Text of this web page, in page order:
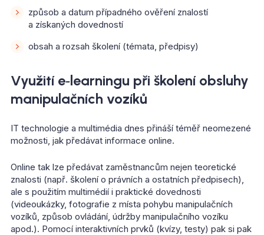
způsob a datum případného ověření znalostí
a získaných dovedností
obsah a rozsah školení (témata, předpisy)
Využití e‑learningu při školení obsluhy
manipulačních vozíků
IT technologie a multimédia dnes přináší téměř neomezené
možnosti, jak předávat informace online.
Online tak lze předávat zaměstnancům nejen teoretické
znalosti (např. školení o právních a ostatních předpisech),
ale s použitím multimédií i praktické dovednosti
(videoukázky, fotografie z místa pohybu manipulačních
vozíků, způsob ovládání, údržby manipulačního vozíku
apod.). Pomocí interaktivních prvků (kvízy, testy) pak si pak